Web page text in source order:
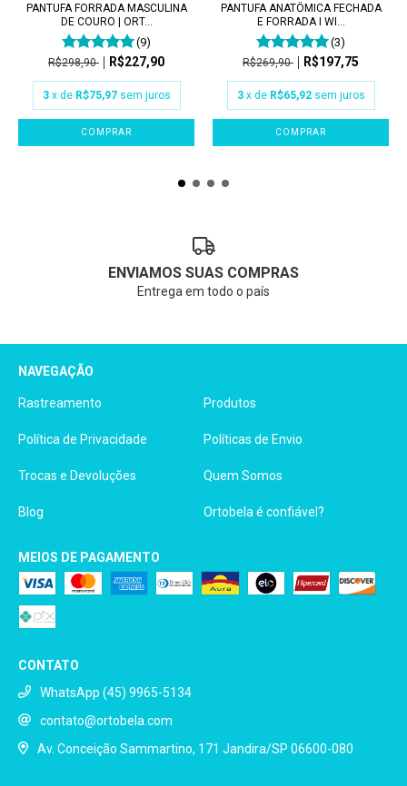
PANTUFA FORRADA MASCULINA
DE COURO | ORT...
(9)
R$298,90 R$227,90
3 x de R$75,97 sem juros
COMPRAR
PANTUFA ANATÔMICA FECHADA
E FORRADA I WI...
(3)
R$269,90 R$197,75
3 x de R$65,92 sem juros
COMPRAR
ENVIAMOS SUAS COMPRAS
Entrega em todo o país
NAVEGAÇÃO
Rastreamento Produtos
Política de Privacidade Políticas de Envio
Trocas e Devoluções Quem Somos
Blog Ortobela é confiável?
MEIOS DE PAGAMENTO
CONTATO
WhatsApp (45) 9965-5134
contato@ortobela.com
Av. Conceição Sammartino, 171 Jandira/SP 06600-080